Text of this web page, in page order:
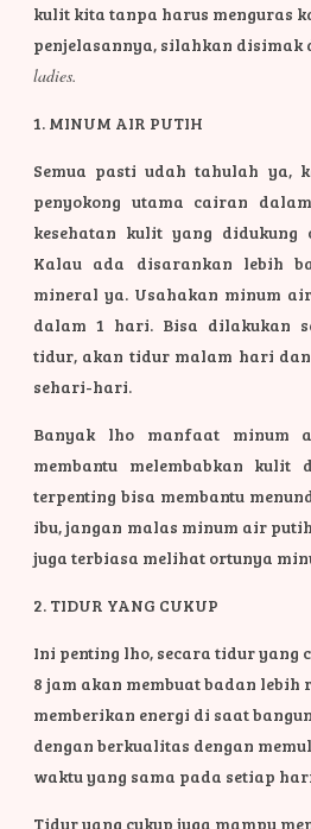
kulit kita tanpa harus menguras
penjelasannya, silahkan disimak
ladies.
1. MINUM AIR PUTIH
Semua pasti udah tahulah ya,
penyokong utama cairan
kesehatan kulit yang
Kalau ada disarankan lebih
mineral ya. Usahakan minum
dalam 1 hari. Bisa dilakukan
tidur, akan tidur malam hari
sehari-hari.
Banyak lho manfaat minum
membantu melembabkan
terpenting bisa membantu
ibu, jangan malas minum air
juga terbiasa melihat ortunya
2. TIDUR YANG CUKUP
Ini penting lho, secara tidur yang
8 jam akan membuat badan lebih
memberikan energi di saat
dengan berkualitas dengan
waktu yang sama pada setiap
Tidur yang cukup juga mampu